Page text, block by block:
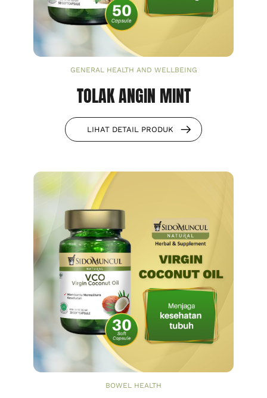
GENERAL HEALTH AND WELLBEING
TOLAK ANGIN MINT
LIHAT DETAIL PRODUK
BOWEL HEALTH